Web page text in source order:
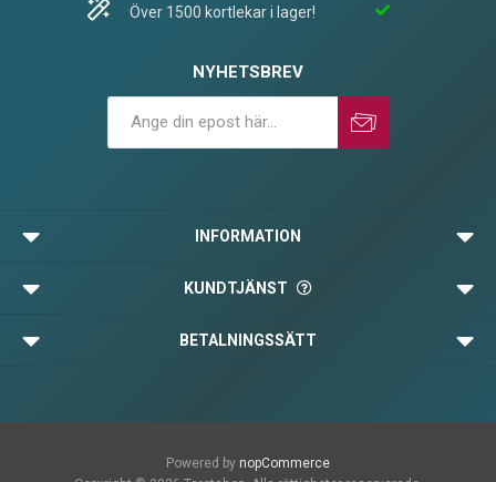
Över 1500 kortlekar i lager!
NYHETSBREV
INFORMATION
KUNDTJÄNST
BETALNINGSSÄTT
Powered by nopCommerce